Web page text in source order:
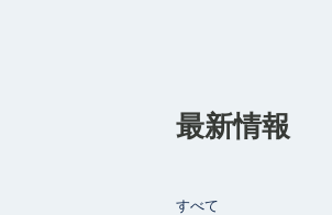
最新情報
すべて